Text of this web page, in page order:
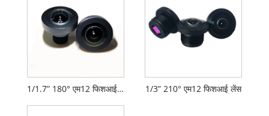
1/1.7” 180° एम12 फिशआई लेंस 1/3” 210° एम12 फिशआई लेंस